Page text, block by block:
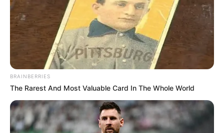
BRAINBERRIES
The Rarest And Most Valuable Card In The Whole World